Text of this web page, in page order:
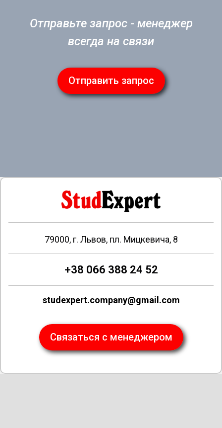
Отправьте запрос - менеджер
всегда на связи
Отправить запрос
79000, г. Львов, пл. Мицкевича, 8
+38 066 388 24 52
studexpert.company@gmail.com
Связаться с менеджером